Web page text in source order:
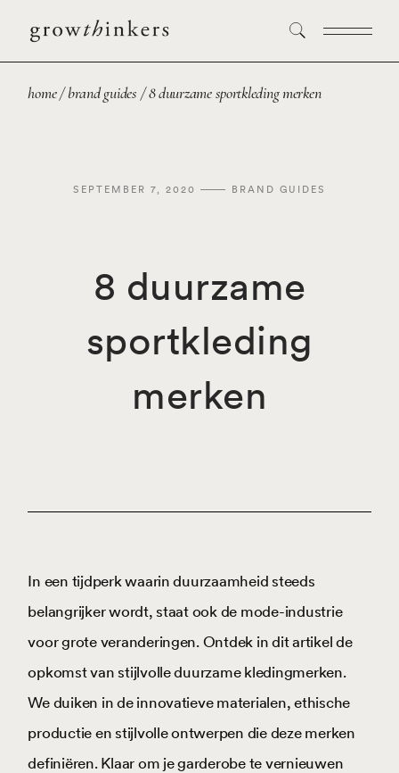
home brand guides 8 duurzame sportkleding merken
SEPTEMBER 7, 2020 BRAND GUIDES
8 duurzame
sportkleding
merken
In een tijdperk waarin duurzaamheid steeds
belangrijker wordt, staat ook de mode-industrie
voor grote veranderingen. Ontdek in dit artikel de
opkomst van stijlvolle duurzame kledingmerken.
We duiken in de innovatieve materialen, ethische
productie en stijlvolle ontwerpen die deze merken
definiëren. Klaar om je garderobe te vernieuwen